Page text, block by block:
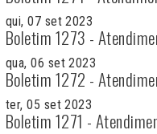
qui, 07 set 2023
Boletim 1273 -
qua, 06 set 2023
Boletim 1272 -
ter, 05 set 2023
Boletim 1271 -